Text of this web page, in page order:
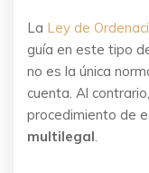
La Ley de
guía en este tipo
no es la única
cuenta. Al
procedimiento de
multilegal.